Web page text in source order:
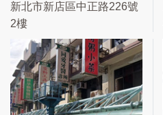
新北市新店區中正路226號
2樓